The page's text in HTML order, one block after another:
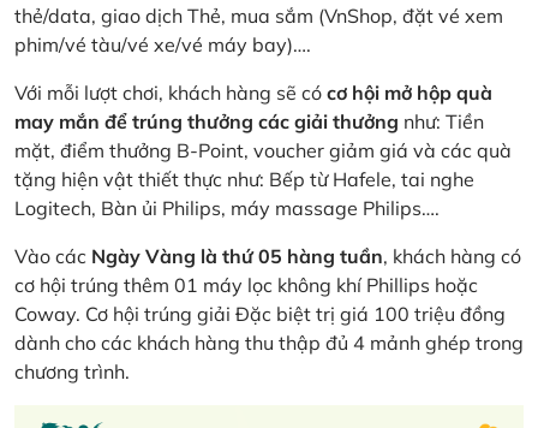
thẻ/data, giao dịch Thẻ, mua sắm (VnShop, đặt vé xem
phim/vé tàu/vé xe/vé máy bay)….
Với mỗi lượt chơi, khách hàng sẽ có cơ hội mở hộp quà
may mắn để trúng thưởng các giải thưởng như: Tiền
mặt, điểm thưởng B-Point, voucher giảm giá và các quà
tặng hiện vật thiết thực như: Bếp từ Hafele, tai nghe
Logitech, Bàn ủi Philips, máy massage Philips….
Vào các Ngày Vàng là thứ 05 hàng tuần, khách hàng có
cơ hội trúng thêm 01 máy lọc không khí Phillips hoặc
Coway. Cơ hội trúng giải Đặc biệt trị giá 100 triệu đồng
dành cho các khách hàng thu thập đủ 4 mảnh ghép trong
chương trình.